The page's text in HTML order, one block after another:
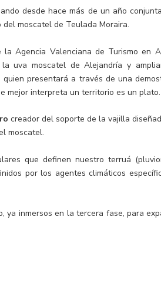
desde hace más de un año
moscatel de Teulada Moraira.
Agencia Valenciana de Turismo en
uva moscatel de Alejandría y
quien presentará a través de una
mejor interpreta un territorio es un plato.
creador del soporte de la vajilla
moscatel.
que definen nuestro terruá
por los agentes climáticos
ya inmersos en la tercera fase, para